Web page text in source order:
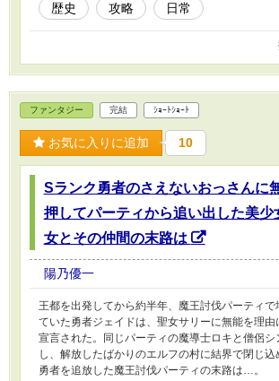
歴史
攻略 日常
ファンタジー 完結 ｼｮｰﾄｼｮｰﾄ
お気に入りに追加 10
Sランク勇者のさえないおっさんに
押してパーティから追い出した美少
女とその仲間の末路は
陽乃優一
王都を出発してから約半年、魔王討伐パーティで
ていた勇者ジェイドは、聖女サリーに無能を理由
宣言された。同じパーティの魔導士ロキと僧侶シ
し、解放したばかりのエルフの村に結界で閉じ込
勇者を追放した魔王討伐パーティの末路は…。